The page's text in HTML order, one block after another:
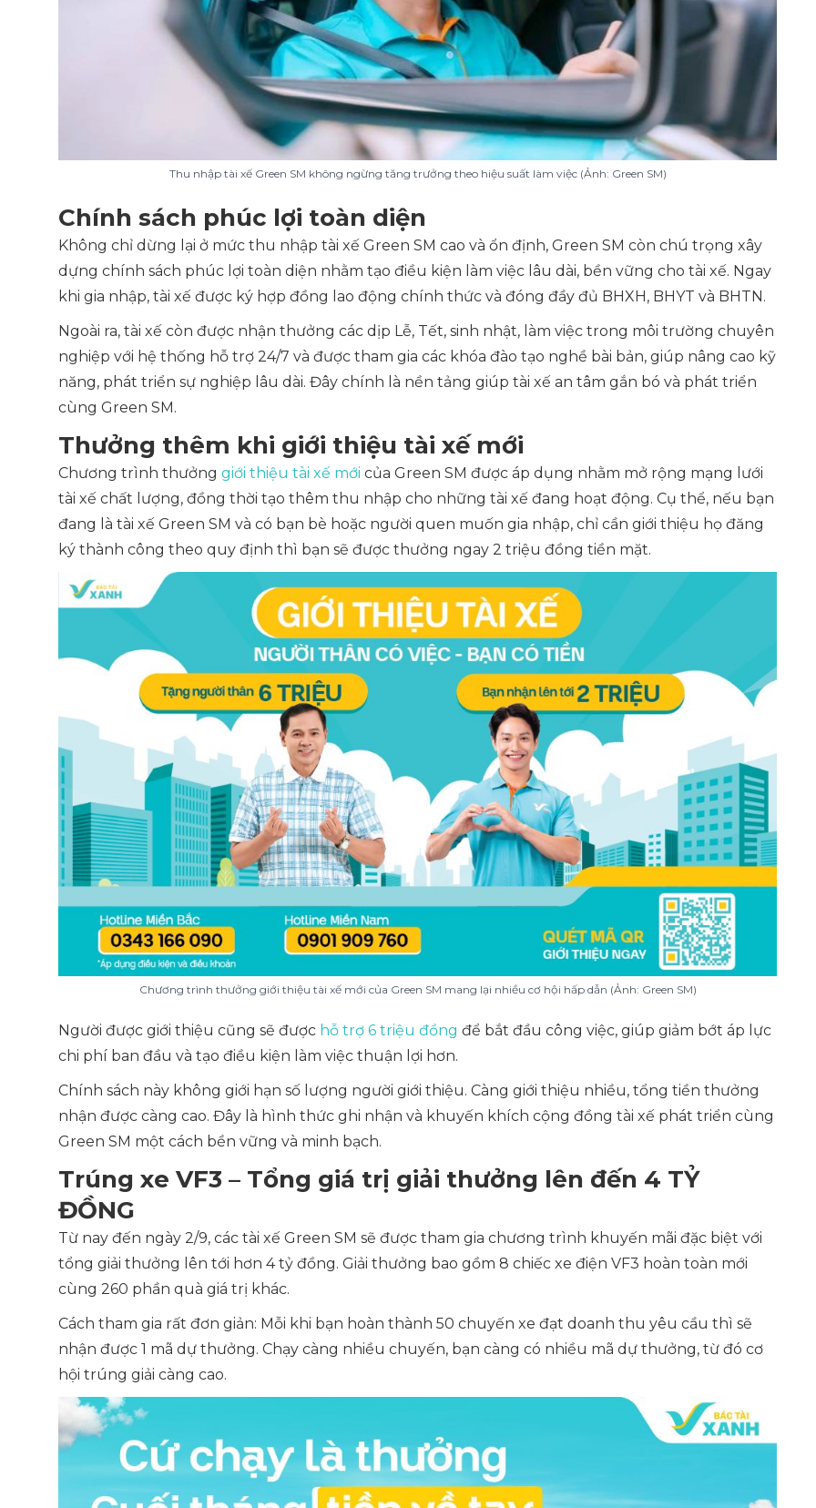
Thu nhập tài xế Green SM không ngừng tăng trưởng theo hiệu suất làm việc (Ảnh: Green SM)
Chính sách phúc lợi toàn diện
Không chỉ dừng lại ở mức thu nhập tài xế Green SM cao và ổn định, Green SM còn chú trọng xây
dựng chính sách phúc lợi toàn diện nhằm tạo điều kiện làm việc lâu dài, bền vững cho tài xế. Ngay
khi gia nhập, tài xế được ký hợp đồng lao động chính thức và đóng đầy đủ BHXH, BHYT và BHTN.
Ngoài ra, tài xế còn được nhận thưởng các dịp Lễ, Tết, sinh nhật, làm việc trong môi trường chuyên
nghiệp với hệ thống hỗ trợ 24/7 và được tham gia các khóa đào tạo nghề bài bản, giúp nâng cao kỹ
năng, phát triển sự nghiệp lâu dài. Đây chính là nền tảng giúp tài xế an tâm gắn bó và phát triển
cùng Green SM.
Thưởng thêm khi giới thiệu tài xế mới
Chương trình thưởng giới thiệu tài xế mới của Green SM được áp dụng nhằm mở rộng mạng lưới
tài xế chất lượng, đồng thời tạo thêm thu nhập cho những tài xế đang hoạt động. Cụ thể, nếu bạn
đang là tài xế Green SM và có bạn bè hoặc người quen muốn gia nhập, chỉ cần giới thiệu họ đăng
ký thành công theo quy định thì bạn sẽ được thưởng ngay 2 triệu đồng tiền mặt.
Chương trình thưởng giới thiệu tài xế mới của Green SM mang lại nhiều cơ hội hấp dẫn (Ảnh: Green SM)
Người được giới thiệu cũng sẽ được hỗ trợ 6 triệu đồng để bắt đầu công việc, giúp giảm bớt áp lực
chi phí ban đầu và tạo điều kiện làm việc thuận lợi hơn.
Chính sách này không giới hạn số lượng người giới thiệu. Càng giới thiệu nhiều, tổng tiền thưởng
nhận được càng cao. Đây là hình thức ghi nhận và khuyến khích cộng đồng tài xế phát triển cùng
Green SM một cách bền vững và minh bạch.
Trúng xe VF3 – Tổng giá trị giải thưởng lên đến 4 TỶ
ĐỒNG
Từ nay đến ngày 2/9, các tài xế Green SM sẽ được tham gia chương trình khuyến mãi đặc biệt với
tổng giải thưởng lên tới hơn 4 tỷ đồng. Giải thưởng bao gồm 8 chiếc xe điện VF3 hoàn toàn mới
cùng 260 phần quà giá trị khác.
Cách tham gia rất đơn giản: Mỗi khi bạn hoàn thành 50 chuyến xe đạt doanh thu yêu cầu thì sẽ
nhận được 1 mã dự thưởng. Chạy càng nhiều chuyến, bạn càng có nhiều mã dự thưởng, từ đó cơ
hội trúng giải càng cao.